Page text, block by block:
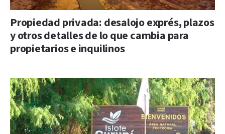
Propiedad privada: desalojo exprés, plazos
y otros detalles de lo que cambia para
propietarios e inquilinos